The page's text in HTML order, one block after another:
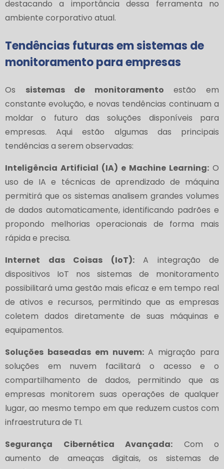
destacando a importância dessa ferramenta no
ambiente corporativo atual.
Tendências futuras em sistemas de
monitoramento para empresas
Os sistemas de monitoramento estão em
constante evolução, e novas tendências continuam a
moldar o futuro das soluções disponíveis para
empresas. Aqui estão algumas das principais
tendências a serem observadas:
Inteligência Artificial (IA) e Machine Learning: O
uso de IA e técnicas de aprendizado de máquina
permitirá que os sistemas analisem grandes volumes
de dados automaticamente, identificando padrões e
propondo melhorias operacionais de forma mais
rápida e precisa.
Internet das Coisas (IoT):A integração de
dispositivos IoT nos sistemas de monitoramento
possibilitará uma gestão mais eficaz e em tempo real
de ativos e recursos, permitindo que as empresas
coletem dados diretamente de suas máquinas e
equipamentos.
Soluções baseadas em nuvem:A migração para
soluções em nuvem facilitará o acesso e o
compartilhamento de dados, permitindo que as
empresas monitorem suas operações de qualquer
lugar, ao mesmo tempo em que reduzem custos com
infraestrutura de TI.
Segurança Cibernética Avançada: Com o
aumento de ameaças digitais, os sistemas de